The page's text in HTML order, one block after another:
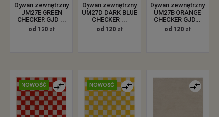
Dywan zewnętrzny
UM27E GREEN
CHECKER GJD ...
od 120 zł
Dywan zewnętrzny
UM27D DARK BLUE
CHECKER ...
od 120 zł
Dywan zewnętrzny
UM27B ORANGE
CHECKER GJD...
od 120 zł
NOWOŚĆ NOWOŚĆ